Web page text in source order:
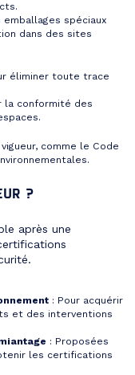
spéciaux
dans des sites
éliminer toute trace
la conformité des
comme le Code
?
après une
: Pour acquérir
et des interventions
: Proposées
les certifications